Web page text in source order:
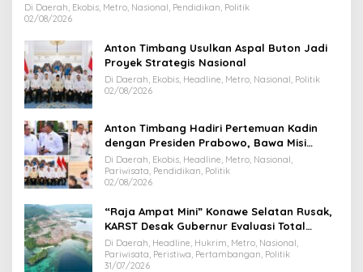
Di Daerah, Ekobis, Metro, Nasional, Pendidikan, Politik
02/08/2026
Anton Timbang Usulkan Aspal Buton Jadi
Proyek Strategis Nasional
Di Daerah, Ekobis, Headline, Metro, Nasional, Politik
02/08/2026
Anton Timbang Hadiri Pertemuan Kadin
dengan Presiden Prabowo, Bawa Misi
Majukan Ekonomi Sultra
Di Daerah, Ekobis, Headline, Metro, Nasional,
Pariwisata, Pendidikan, Politik
02/08/2026
“Raja Ampat Mini” Konawe Selatan Rusak,
KARST Desak Gubernur Evaluasi Total
Dispar Sultra
Di Daerah, Headline, Hukrim, Metro, Nasional,
Pariwisata, Peristiwa, Pertambangan, Politik
31/07/2026